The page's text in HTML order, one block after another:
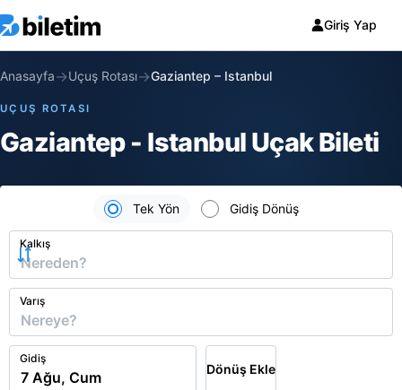
Giriş Yap
Anasayfa→Uçuş Rotası→Gaziantep – Istanbul
UÇUŞ ROTASI
Gaziantep - Istanbul Uçak Bileti
Tek Yön Gidiş Dönüş
Kalkış
Varış
Gidiş
Dönüş Ekle